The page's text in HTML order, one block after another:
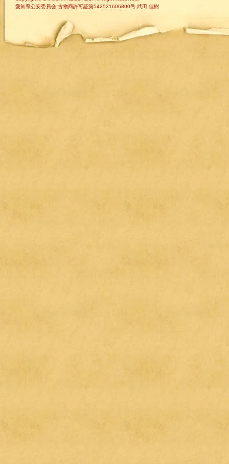
愛知県公安委員会 古物商許可証第542521606800号 武田 佳樹